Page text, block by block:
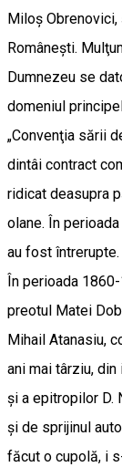
Miloş
Româneşti.
Dumnezeu se
domeniul
„Convenţia sării
dintâi contract
ridicat dea­supra
olane. În
au fost
În perioada
preotul Matei
Mihail Atanasiu,
ani mai târziu,
şi a epitropilor D.
şi de sprijinul
făcut o cupolă, i